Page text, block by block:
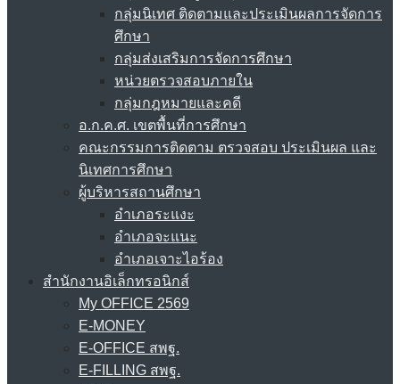
กลุ่มนิเทศ ติดตามและประเมินผลการจัดการ
ศึกษา
กลุ่มส่งเสริมการจัดการศึกษา
หน่วยตรวจสอบภายใน
กลุ่มกฎหมายและคดี
อ.ก.ค.ศ. เขตพื้นที่การศึกษา
คณะกรรมการติดตาม ตรวจสอบ ประเมินผล และ
นิเทศการศึกษา
ผู้บริหารสถานศึกษา
อำเภอระแงะ
อำเภอจะแนะ
อำเภอเจาะไอร้อง
สำนักงานอิเล็กทรอนิกส์
My OFFICE 2569
E-MONEY
E-OFFICE สพฐ.
E-FILLING สพฐ.